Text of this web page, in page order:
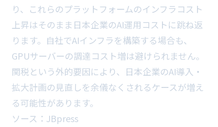
り、これらのプラットフォームのインフラコスト
上昇はそのまま日本企業のAI運用コストに跳ね返
ります。自社でAIインフラを構築する場合も、
GPUサーバーの調達コスト増は避けられません。
関税という外的要因により、日本企業のAI導入・
拡大計画の見直しを余儀なくされるケースが増え
る可能性があります。
ソース： JBpress